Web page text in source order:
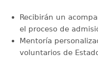
Recibirán un
el proceso de
Mentoría
voluntarios de